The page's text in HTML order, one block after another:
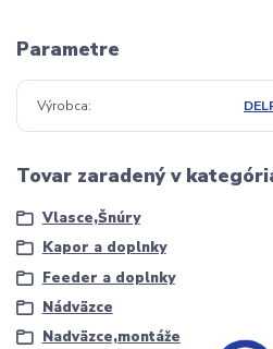
Parametre
Výrobca
Tovar zaradený v
Vlasce,Šnúry
Kapor a doplnky
Feeder a doplnky
Nádväzce
Nadväzce,montáže